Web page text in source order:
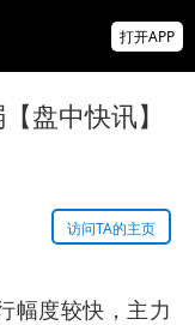
成
打开APP
盘中快讯】
访问TA的主页
幅度较快，主力